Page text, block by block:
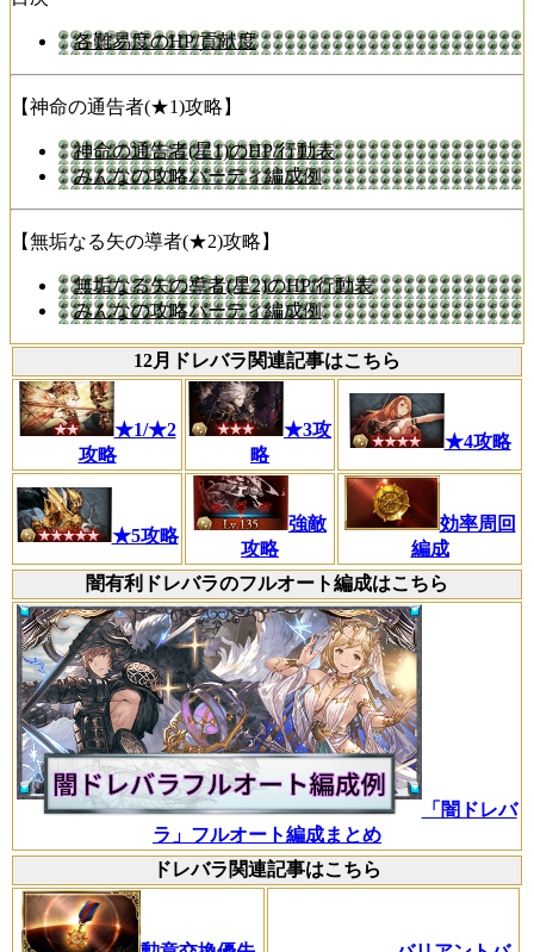
各難易度のHP/貢献度
【神命の通告者(★1)攻略】
神命の通告者(星1)のHP/行動表
みんなの攻略パーティ編成例
【無垢なる矢の導者(★2)攻略】
無垢なる矢の導者(星2)のHP/行動表
みんなの攻略パーティ編成例
12月ドレバラ関連記事はこちら
★1/★2
攻略
★3攻
略
★4攻略
★5攻略
強敵
攻略
効率周回
編成
闇有利ドレバラのフルオート編成はこちら
「闇ドレバ
ラ」フルオート編成まとめ
ドレバラ関連記事はこちら